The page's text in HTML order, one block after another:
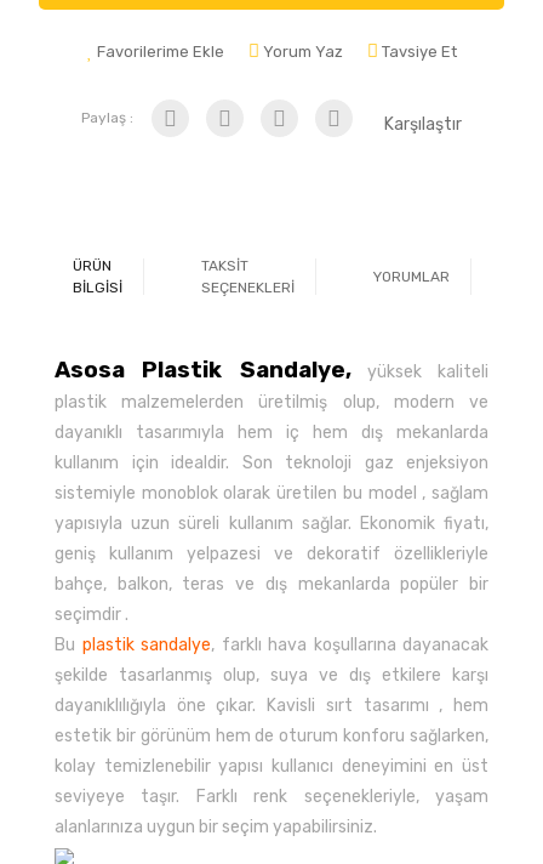
Favorilerime Ekle Yorum Yaz Tavsiye Et
Paylaş : Karşılaştır
ÜRÜN
BİLGİSİ
TAKSİT
SEÇENEKLERİ
YORUMLAR
Asosa Plastik Sandalye,yüksek kaliteli
plastik malzemelerden üretilmiş olup, modern ve
dayanıklı tasarımıyla hem iç hem dış mekanlarda
kullanım için idealdir. Son teknoloji gaz enjeksiyon
sistemiyle monoblok olarak üretilen bu model , sağlam
yapısıyla uzun süreli kullanım sağlar. Ekonomik fiyatı,
geniş kullanım yelpazesi ve dekoratif özellikleriyle
bahçe, balkon, teras ve dış mekanlarda popüler bir
seçimdir .
Bu plastik sandalye, farklı hava koşullarına dayanacak
şekilde tasarlanmış olup, suya ve dış etkilere karşı
dayanıklılığıyla öne çıkar. Kavisli sırt tasarımı , hem
estetik bir görünüm hem de oturum konforu sağlarken,
kolay temizlenebilir yapısı kullanıcı deneyimini en üst
seviyeye taşır. Farklı renk seçenekleriyle, yaşam
alanlarınıza uygun bir seçim yapabilirsiniz.